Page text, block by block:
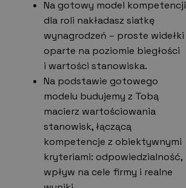
Na gotowy model kompetencji
dla roli nakładasz siatkę
wynagrodzeń – proste widełki
oparte na poziomie biegłości
i wartości stanowiska.
Na podstawie gotowego
modelu budujemy z Tobą
macierz wartościowania
stanowisk, łączącą
kompetencje z obiektywnymi
kryteriami: odpowiedzialność,
wpływ na cele firmy i realne